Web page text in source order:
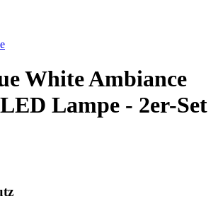
White Ambiance
Lampe - 2er-Set